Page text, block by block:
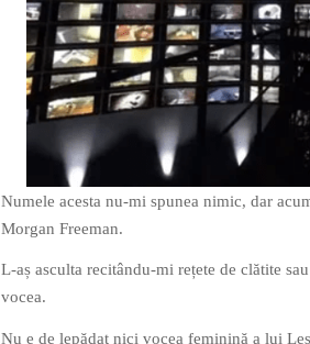
Numele acesta nu-mi spunea nimic, dar
Morgan Freeman.
L-aș asculta recitându-mi rețete de clătite
vocea.
Nu e de lepădat nici vocea feminină a lui